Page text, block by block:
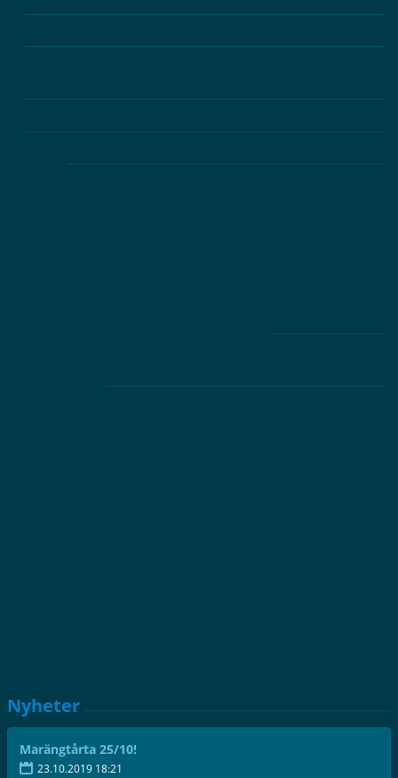
Nyheter
Marängtårta 25/10!
23.10.2019 18:21